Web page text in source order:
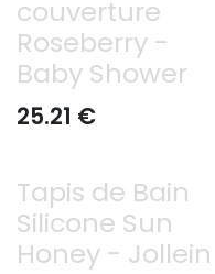
couverture
Roseberry -
Baby Shower
25.21 €
Tapis de Bain
Silicone Sun
Honey - Jollein